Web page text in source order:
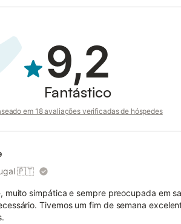
9,2
Fantástico
em 18 avaliações verificadas de hóspedes
🇵🇹
muito simpática e sempre preocupada em
Tivemos um fim de semana